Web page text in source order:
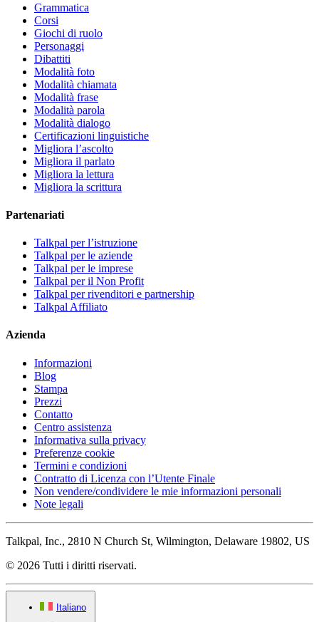
Grammatica
Corsi
Giochi di ruolo
Personaggi
Dibattiti
Modalità foto
Modalità chiamata
Modalità frase
Modalità parola
Modalità dialogo
Certificazioni linguistiche
Migliora l’ascolto
Migliora il parlato
Migliora la lettura
Migliora la scrittura
Partenariati
Talkpal per l’istruzione
Talkpal per le aziende
Talkpal per le imprese
Talkpal per il Non Profit
Talkpal per rivenditori e partnership
Talkpal Affiliato
Azienda
Informazioni
Blog
Stampa
Prezzi
Contatto
Centro assistenza
Informativa sulla privacy
Preferenze cookie
Termini e condizioni
Contratto di Licenza con l’Utente Finale
Non vendere/condividere le mie informazioni personali
Note legali
Talkpal, Inc., 2810 N Church St, Wilmington, Delaware 19802, US
© 2026 Tutti i diritti riservati.
Italiano